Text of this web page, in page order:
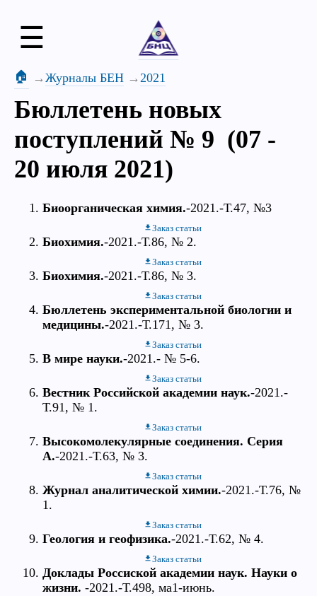
☰
🏠 Журналы БЕН 2021
Бюллетень новых
поступлений № 9 (07 -
20 июля 2021)
Биоорганическая химия.-2021.-Т.47, №3
Заказ статьи
Биохимия.-2021.-Т.86, № 2.
Заказ статьи
Биохимия.-2021.-Т.86, № 3.
Заказ статьи
Бюллетень экспериментальной биологии и
медицины.-2021.-Т.171, № 3.
Заказ статьи
В мире науки.-2021.- № 5-6.
Заказ статьи
Вестник Российской академии наук.-2021.-
Т.91, № 1.
Заказ статьи
Высокомолекулярные соединения. Серия
А.-2021.-Т.63, № 3.
Заказ статьи
Журнал аналитической химии.-2021.-Т.76, №
1.
Заказ статьи
Геология и геофизика.-2021.-Т.62, № 4.
Заказ статьи
Доклады Россиской академии наук. Науки о
жизни. -2021.-Т.498, ма1-июнь.